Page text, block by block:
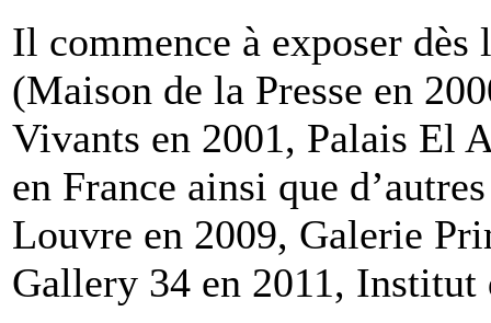
Il commence à exposer dès
(Maison de la Presse en
Vivants en 2001, Palais El
en France ainsi que
Louvre en 2009, Galerie
Gallery 34 en 2011, Institut